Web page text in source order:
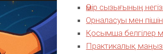
Өмір сызығының
Орналасуы мен
Қосымша белгілер
Практикалық